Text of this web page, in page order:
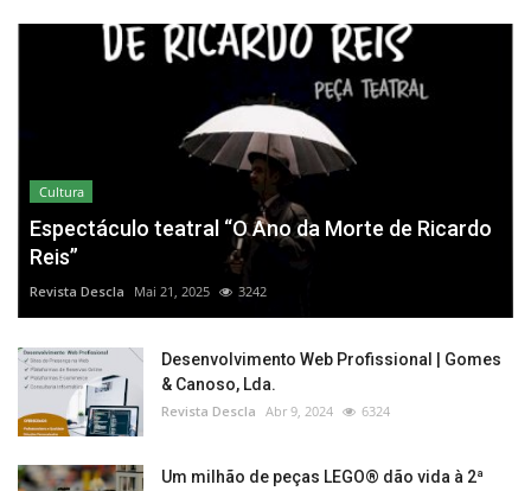
Cultura
Espectáculo teatral “O Ano da Morte de Ricardo
Reis”
Revista Descla Mai 21, 2025 3242
Desenvolvimento Web Profissional | Gomes
& Canoso, Lda.
Revista Descla Abr 9, 2024 6324
Um milhão de peças LEGO® dão vida à 2ª